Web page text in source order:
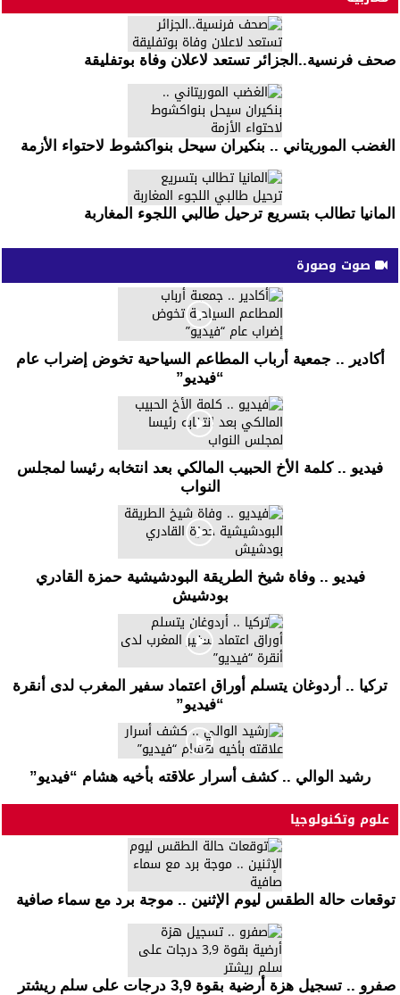
صحف فرنسية..الجزائر تستعد لاعلان وفاة بوتفليقة
الغضب الموريتاني .. بنكيران سيحل بنواكشوط لاحتواء الأزمة
المانيا تطالب بتسريع ترحيل طالبي اللجوء المغاربة
صوت وصورة
أكادير .. جمعية أرباب المطاعم السياحية تخوض إضراب عام
“فيديو”
فيديو .. كلمة الأخ الحبيب المالكي بعد انتخابه رئيسا لمجلس
النواب
فيديو .. وفاة شيخ الطريقة البودشيشية حمزة القادري
بودشيش
تركيا .. أردوغان يتسلم أوراق اعتماد سفير المغرب لدى أنقرة
“فيديو”
رشيد الوالي .. كشف أسرار علاقته بأخيه هشام “فيديو”
علوم وتكنولوجيا
توقعات حالة الطقس ليوم الإثنين .. موجة برد مع سماء صافية
صفرو .. تسجيل هزة أرضية بقوة 3,9 درجات على سلم ريشتر